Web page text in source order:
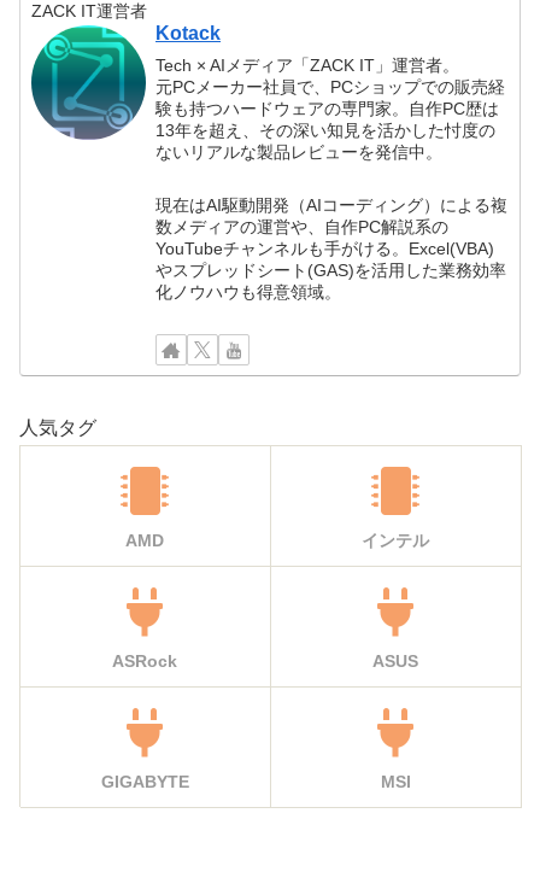
ZACK IT運営者
Kotack
Tech × AIメディア「ZACK IT」運営者。
元PCメーカー社員で、PCショップでの販売経
験も持つハードウェアの専門家。自作PC歴は
13年を超え、その深い知見を活かした忖度の
ないリアルな製品レビューを発信中。
現在はAI駆動開発（AIコーディング）による複
数メディアの運営や、自作PC解説系の
YouTubeチャンネルも手がける。Excel(VBA)
やスプレッドシート(GAS)を活用した業務効率
化ノウハウも得意領域。
人気タグ
AMD インテル
ASRock ASUS
GIGABYTE MSI